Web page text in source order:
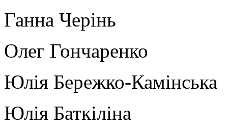
Ганна Черінь
Олег Гончаренко
Юлія Бережко-Камінська
Юлія Баткіліна